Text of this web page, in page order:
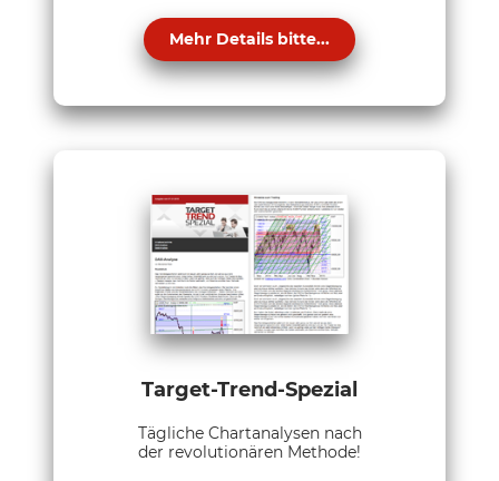
Mehr Details bitte...
Target-Trend-Spezial
Tägliche Chartanalysen nach
der revolutionären Methode!